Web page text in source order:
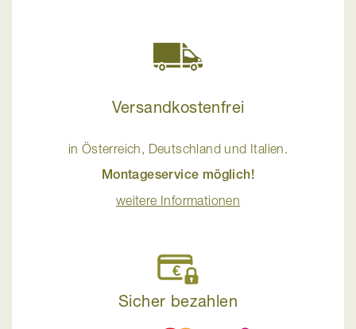
Versandkostenfrei
in Österreich, Deutschland und Italien.
Montageservice möglich!
weitere Informationen
Sicher bezahlen